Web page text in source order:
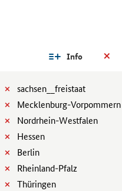
Info
sachsen__freistaat
Mecklenburg-Vorpommern
Nordrhein-Westfalen
Hessen
Berlin
Rheinland-Pfalz
Thüringen